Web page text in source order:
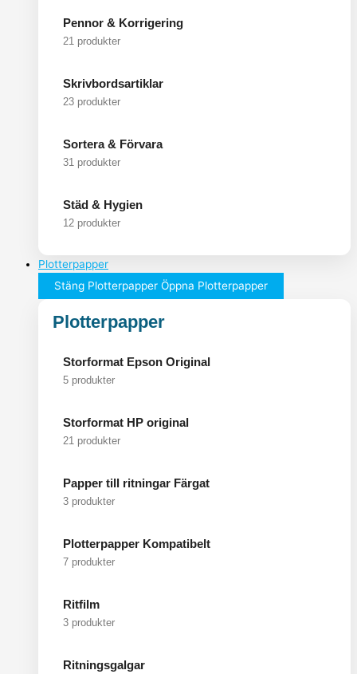
Pennor & Korrigering
21 produkter
Skrivbordsartiklar
23 produkter
Sortera & Förvara
31 produkter
Städ & Hygien
12 produkter
Plotterpapper
Stäng Plotterpapper Öppna Plotterpapper
Plotterpapper
Storformat Epson Original
5 produkter
Storformat HP original
21 produkter
Papper till ritningar Färgat
3 produkter
Plotterpapper Kompatibelt
7 produkter
Ritfilm
3 produkter
Ritningsgalgar